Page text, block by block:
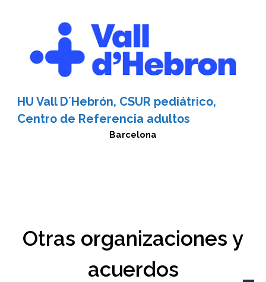
HU Vall D´Hebrón, CSUR pediátrico,
Centro de Referencia adultos
Barcelona
Otras organizaciones y
acuerdos